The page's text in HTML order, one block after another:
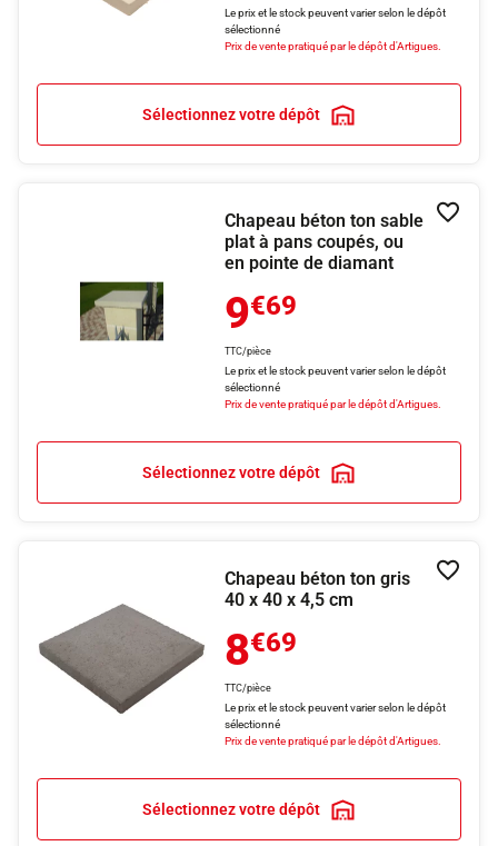
Le prix et le stock peuvent varier selon le dépôt
sélectionné
Prix de vente pratiqué par le dépôt d'Artigues.
Sélectionnez votre dépôt
Chapeau béton ton sable
plat à pans coupés, ou
en pointe de diamant
9€69
TTC/pièce
Le prix et le stock peuvent varier selon le dépôt
sélectionné
Prix de vente pratiqué par le dépôt d'Artigues.
Sélectionnez votre dépôt
Chapeau béton ton gris
40 x 40 x 4,5 cm
8€69
TTC/pièce
Le prix et le stock peuvent varier selon le dépôt
sélectionné
Prix de vente pratiqué par le dépôt d'Artigues.
Sélectionnez votre dépôt